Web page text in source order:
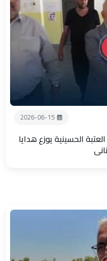
2026-06-15
الحسينية يوزع هدايا